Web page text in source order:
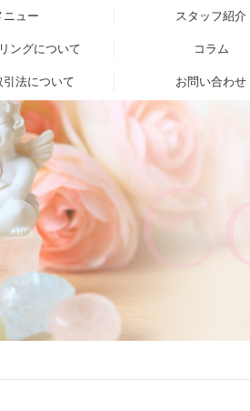
ニュー スタッフ紹介
ングについて コラム
引法について お問い合わせ